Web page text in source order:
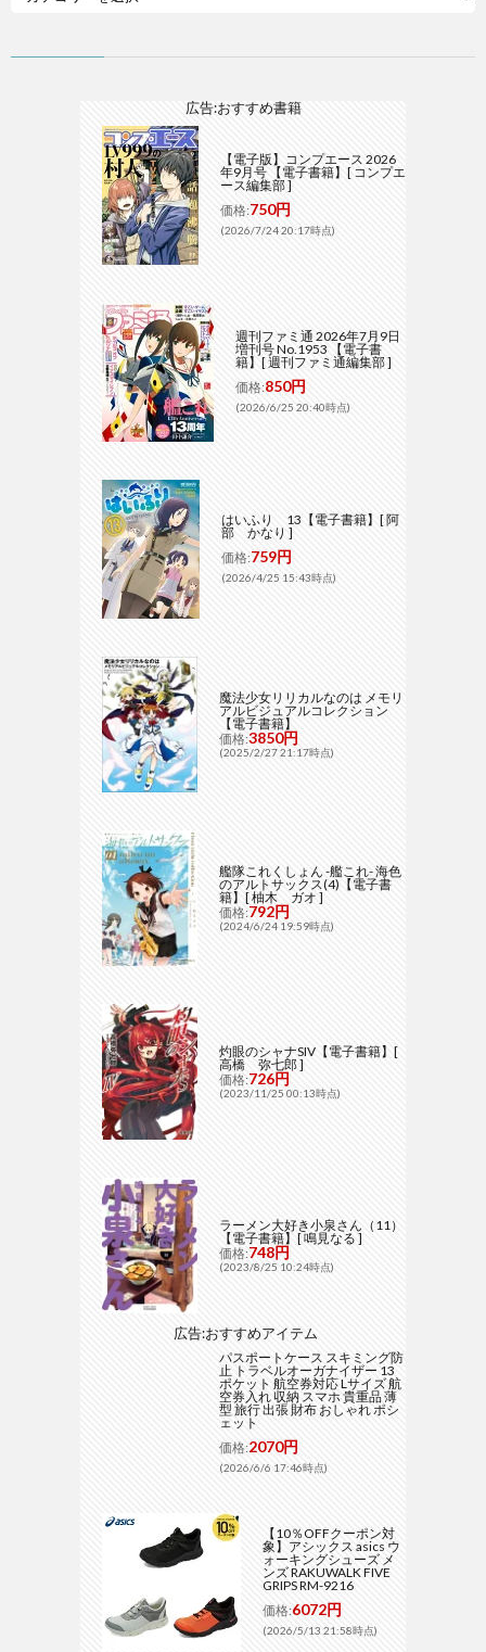
広告:おすすめ書籍
【電子版】コンプエース 2026
年9月号 【電子書籍】[ コンプエ
ース編集部 ]
価格:750円
(2026/7/24 20:17時点)
週刊ファミ通 2026年7月9日
増刊号 No.1953 【電子書
籍】[ 週刊ファミ通編集部 ]
価格:850円
(2026/6/25 20:40時点)
はいふり 13【電子書籍】[ 阿
部 かなり ]
価格:759円
(2026/4/25 15:43時点)
魔法少女リリカルなのは メモリ
アルビジュアルコレクション
【電子書籍】
価格:3850円
(2025/2/27 21:17時点)
艦隊これくしょん -艦これ- 海色
のアルトサックス(4)【電子書
籍】[ 柚木 ガオ ]
価格:792円
(2024/6/24 19:59時点)
灼眼のシャナSIV【電子書籍】[
高橋 弥七郎 ]
価格:726円
(2023/11/25 00:13時点)
ラーメン大好き小泉さん（11）
【電子書籍】[ 鳴見なる ]
価格:748円
(2023/8/25 10:24時点)
広告:おすすめアイテム
パスポートケース スキミング防
止 トラベルオーガナイザー 13
ポケット 航空券対応 Lサイズ 航
空券入れ 収納 スマホ 貴重品 薄
型 旅行 出張 財布 おしゃれ ポシ
ェット
価格:2070円
(2026/6/6 17:46時点)
【10％OFFクーポン対
象】アシックス asics ウ
ォーキングシューズ メ
ンズ RAKUWALK FIVE
GRIPS RM-9216
価格:6072円
(2026/5/13 21:58時点)